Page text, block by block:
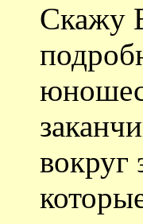
Скажу
вокруг